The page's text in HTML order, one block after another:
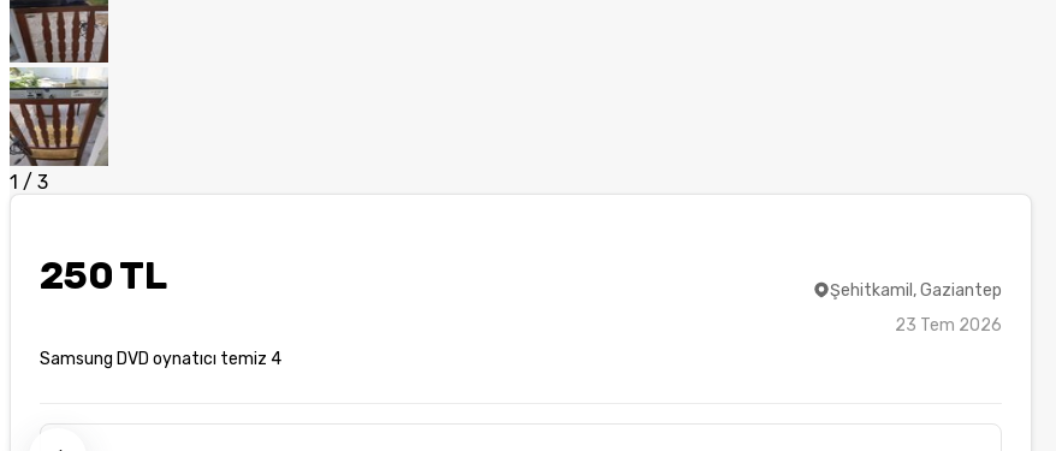
1 / 3
250 TL
Samsung DVD oynatıcı temiz 4
Şehitkamil, Gaziantep
23 Tem 2026